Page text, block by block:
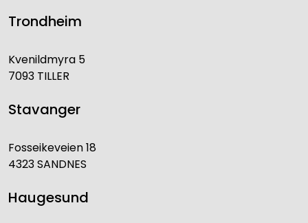
Trondheim
Kvenildmyra 5
7093 TILLER
Stavanger
Fosseikeveien 18
4323 SANDNES
Haugesund